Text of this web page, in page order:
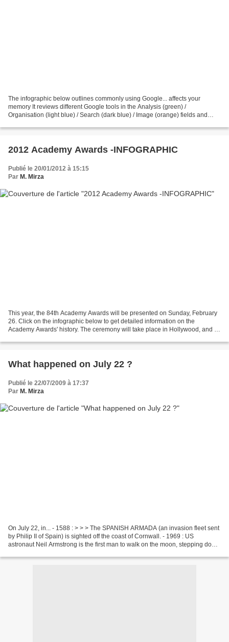
The infographic below outlines commonly using Google... affects your
memory It reviews different Google tools in the Analysis (green) /
Organisation (light blue) / Search (dark blue) / Image (orange) fields and
2012 Academy Awards -INFOGRAPHIC
Publié le 20/01/2012 à 15:15
Par M. Mirza
This year, the 84th Academy Awards will be presented on Sunday, February
26. Click on the infographic below to get detailed information on the
Academy Awards' history. The ceremony will take place in Hollywood, and it
What happened on July 22 ?
Publié le 22/07/2009 à 17:37
Par M. Mirza
On July 22, in... - 1588 : > > > The SPANISH ARMADA (an invasion fleet sent
by Philip II of Spain) is sighted off the coast of Cornwall. - 1969 : US
astronaut Neil Armstrong is the first man to walk on the moon, stepping down